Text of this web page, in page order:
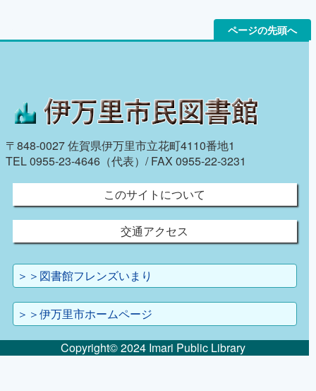
ページの先頭へ
〒848-0027 佐賀県伊万里市立花町4110番地1
TEL 0955-23-4646（代表）/ FAX 0955-22-3231
このサイトについて
交通アクセス
＞＞図書館フレンズいまり
＞＞伊万里市ホームページ
Copyright© 2024 Imari Public Library